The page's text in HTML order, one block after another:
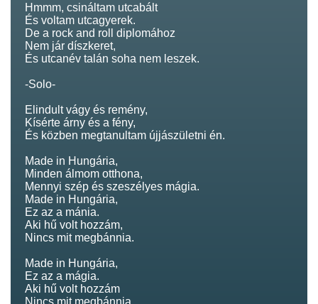
Hmmm, csináltam utcabált
És voltam utcagyerek.
De a rock and roll diplomához
Nem jár díszkeret,
És utcanév talán soha nem leszek.
-Solo-
Elindult vágy és remény,
Kísérte árny és a fény,
És közben megtanultam újjászületni én.
Made in Hungária,
Minden álmom otthona,
Mennyi szép és szeszélyes mágia.
Made in Hungária,
Ez az a mánia.
Aki hű volt hozzám,
Nincs mit megbánnia.
Made in Hungária,
Ez az a mágia.
Aki hű volt hozzám
Nincs mit megbánnia.